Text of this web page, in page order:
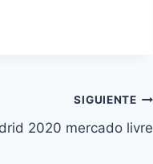
SIGUIENTE
2020 mercado livre